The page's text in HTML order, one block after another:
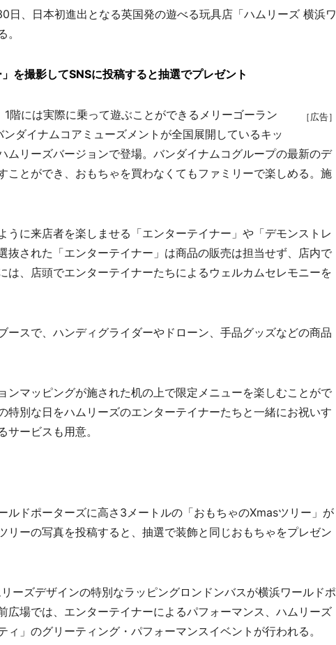
日、日本初進出となる英国発の遊べる玩具店「ハムリーズ 横浜ワ
を撮影してSNSに投稿すると抽選でプレゼント
［広告］
階には実際に乗って遊ぶことができるメリーゴーラン
ダイナムコアミューズメントが全国展開しているキッ
ムリーズバージョンで登場。バンダイナムコグループの最新のデ
ことができ、おもちゃを買わなくてもファミリーで楽しめる。施
に来店者を楽しませる「エンターテイナー」や「デモンストレ
抜された「エンターテイナー」は商品の販売は担当せず、店内で
は、店頭でエンターテイナーたちによるウェルカムセレモニーを
スで、ハンディグライダーやドローン、手品グッズなどの商品
マッピングが施された机の上で限定メニューを楽しむことがで
特別な日をハムリーズのエンターテイナーたちと一緒にお祝いす
ービスも用意。
ドポーターズに高さ3メートルの「おもちゃのXmasツリー」が
リーの写真を投稿すると、抽選で装飾と同じおもちゃをプレゼン
ーズデザインの特別なラッピングロンドンバスが横浜ワールドポ
広場では、エンターテイナーによるパフォーマンス、ハムリーズ
」のグリーティング・パフォーマンスイベントが行われる。